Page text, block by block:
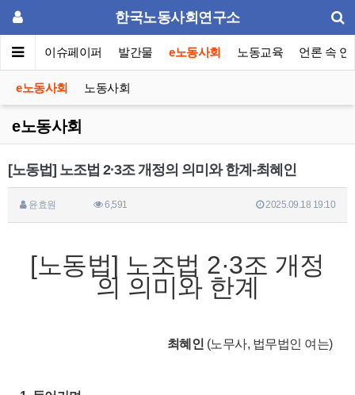
한국노동사회연구소
포럼 이슈페이퍼 발간물 e노동사회 노동교육 언론 속 연
e노동사회 노동사회
e노동사회
[노동법] 노조법 2·3조 개정의 의미와 한계-최혜인
윤효원 6,591 2025.09.18 19:10
[노동법] 노조법 2·3조 개정
의 의미와 한계
최혜인 (노무사, 법무법인 여는)